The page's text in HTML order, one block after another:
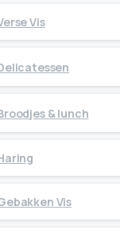
Vis
& lunch
Vis